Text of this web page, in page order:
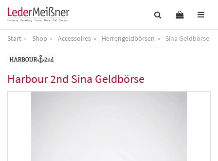
Start Shop Accessoires Herrengeldbörsen Sina Geldbörse
Harbour 2nd Sina Geldbörse